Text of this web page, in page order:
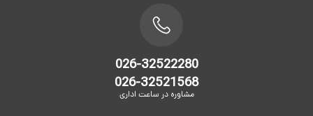
026-32522280
026-32521568
مشاوره در ساعت اداری